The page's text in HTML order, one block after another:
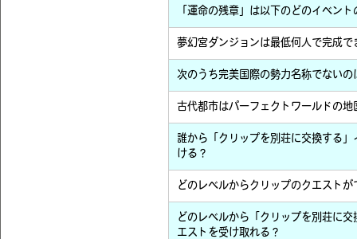
「運命の残章」は以下のどのイベント
夢幻宮ダンジョンは最低何人で完成で
次のうち完美国際の勢力名称でないの
古代都市はパーフェクトワールドの地
誰から「クリップを別荘に交換する」
ける？
どのレベルからクリップのクエストが
どのレベルから「クリップを別荘に
エストを受け取れる？